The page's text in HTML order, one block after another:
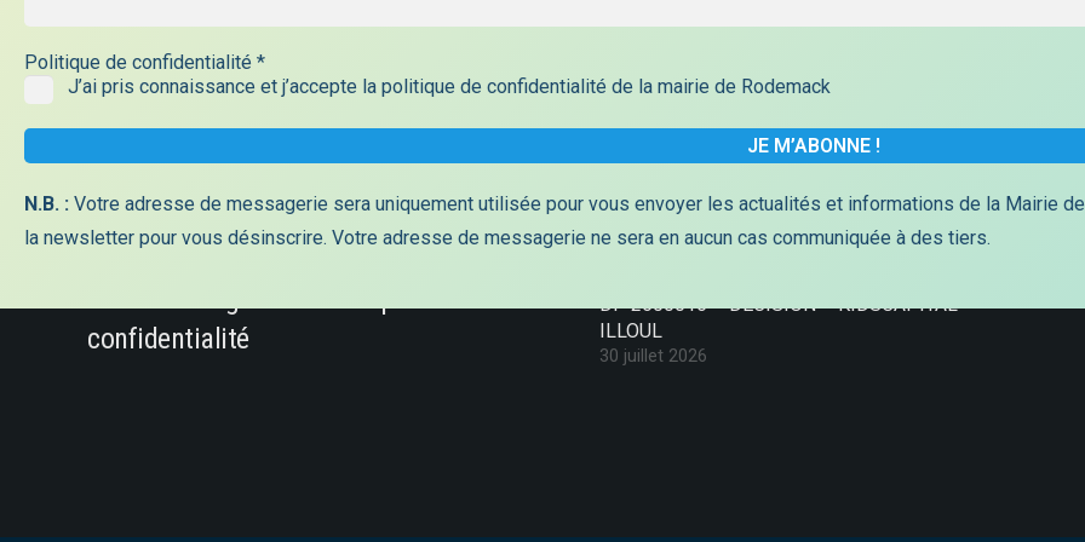
Politique de confidentialité *
J’ai pris connaissance et j’accepte la politique de confidentialité de la mairie de Rodemack
N.B. : Votre adresse de messagerie sera uniquement utilisée pour vous envoyer les actualités et informations de la Mairie
la newsletter pour vous désinscrire. Votre adresse de messagerie ne sera en aucun cas communiquée à des tiers.
Nos horaires d’ouverture
Lundi : 7h30-18h00
Mardi: 7h30-18h00
Mercredi : 7h30-12h30
Jeudi : 7h30-18h00
confidentialité
DP2600020- DEPOT – GODIN Adrian
4 août 2026
TRANSPORTS SCOLAIRES 2026/2027
DP 2600016 – DECISION – KIDSCAPITAL –
ILLOUL
30 juillet 2026